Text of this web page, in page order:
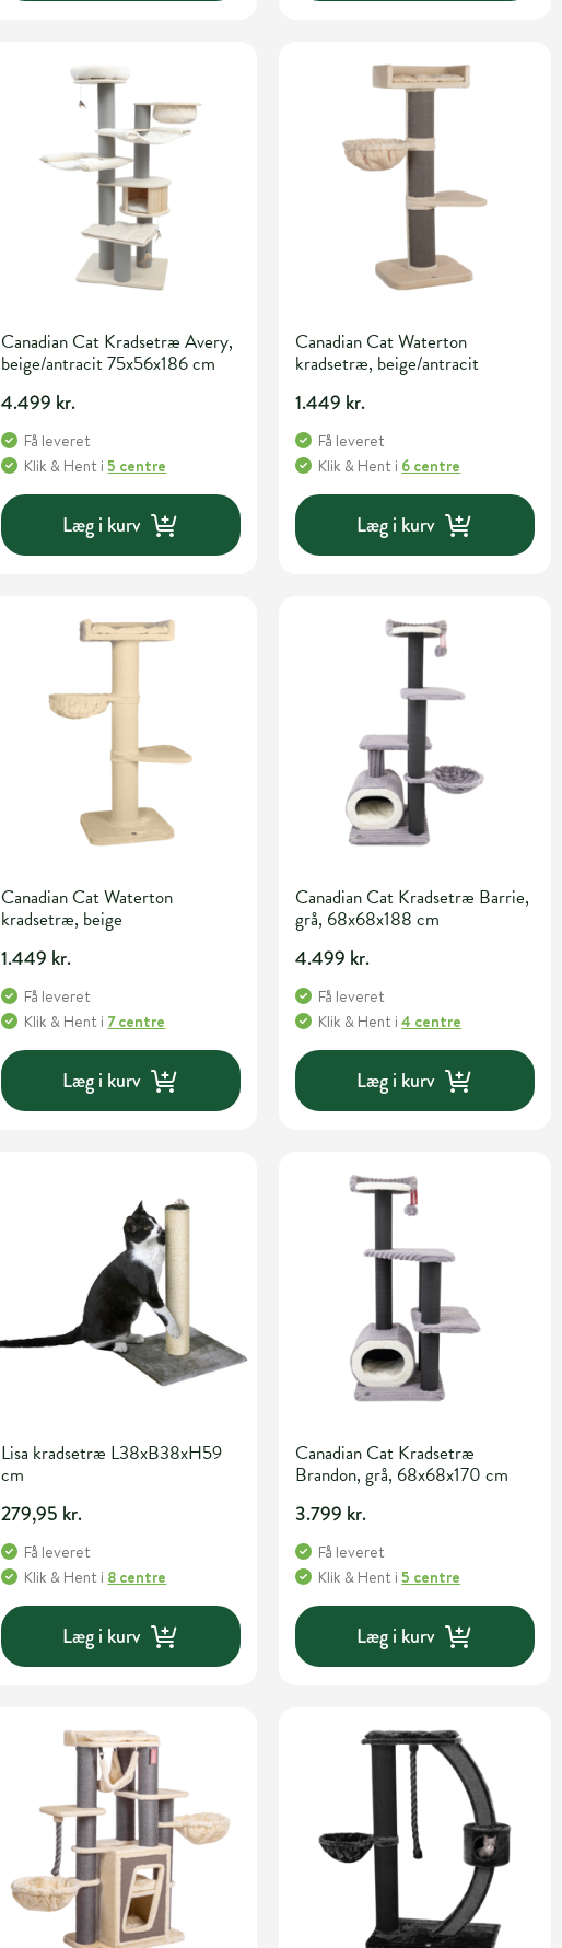
Canadian Cat Kradsetræ Avery,
beige/antracit 75x56x186 cm
4.499 kr.
Få leveret
Klik & Hent i5 centre
Læg i kurv
Canadian Cat Waterton
kradsetræ, beige/antracit
1.449 kr.
Få leveret
Klik & Hent i 6 centre
Læg i kurv
Canadian Cat Waterton
kradsetræ, beige
1.449 kr.
Få leveret
Klik & Hent i 7 centre
Læg i kurv
Canadian Cat Kradsetræ Barrie,
grå, 68x68x188 cm
4.499 kr.
Få leveret
Klik & Hent i4 centre
Læg i kurv
Lisa kradsetræ L38xB38xH59
cm
279,95 kr.
Få leveret
Klik & Hent i 8 centre
Læg i kurv
Canadian Cat Kradsetræ
Brandon, grå, 68x68x170 cm
3.799 kr.
Få leveret
Klik & Hent i5 centre
Læg i kurv